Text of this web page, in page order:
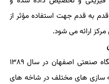
به قدم جهت استفاده مؤثر از
ارائه می شود.
ابررایانه ملی شیخ بهایی در دانشگاه صنعتی اصفهان در سال ۱۳۸۹
سازی های مختلف در شاخه های